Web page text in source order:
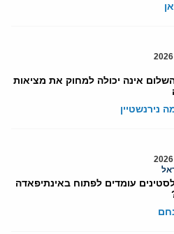
אינה יכולה למחוק את מציאות
נירנשטיין
עומדים לפתוח באינתיפאדה